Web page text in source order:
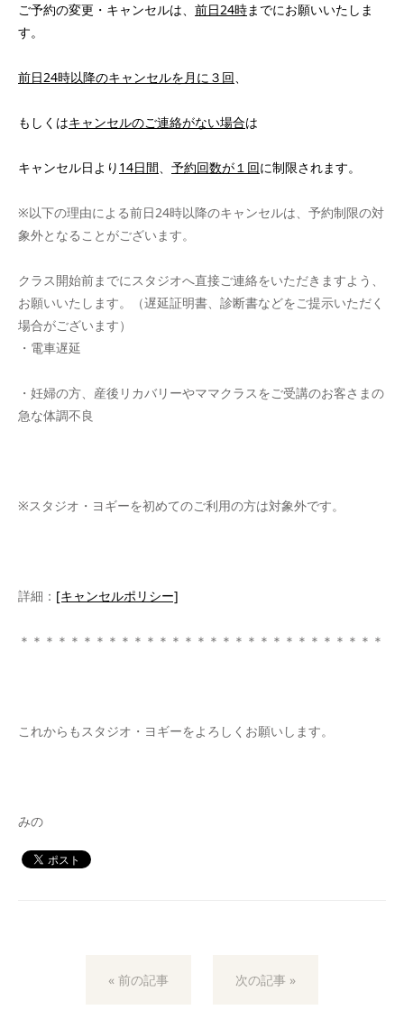
ご予約の変更・キャンセルは、 前日24時までにお願いいたしま
す。
前日24時以降のキャンセルを月に３回、
もしくはキャンセルのご連絡がない場合は
キャンセル日より 14日間、 予約回数が１回に制限されます。
※以下の理由による前日24時以降のキャンセルは、予約制限の対
象外となることがございます。
クラス開始前までにスタジオへ直接ご連絡をいただきますよう、
お願いいたします。（遅延証明書、診断書などをご提示いただく
場合がございます）
・電車遅延
・妊婦の方、産後リカバリーやママクラスをご受講のお客さまの
急な体調不良
※スタジオ・ヨギーを初めてのご利用の方は対象外です。
詳細： [キャンセルポリシー]
＊＊＊＊＊＊＊＊＊＊＊＊＊＊＊＊＊＊＊＊＊＊＊＊＊＊＊＊＊
これからもスタジオ・ヨギーをよろしくお願いします。
みの
« 前の記事 次の記事 »